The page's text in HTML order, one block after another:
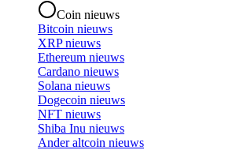
Coin nieuws
Bitcoin nieuws
XRP nieuws
Ethereum nieuws
Cardano nieuws
Solana nieuws
Dogecoin nieuws
NFT nieuws
Shiba Inu nieuws
Ander altcoin nieuws